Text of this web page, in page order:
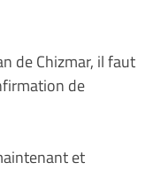
de Chizmar, il faut
de
et